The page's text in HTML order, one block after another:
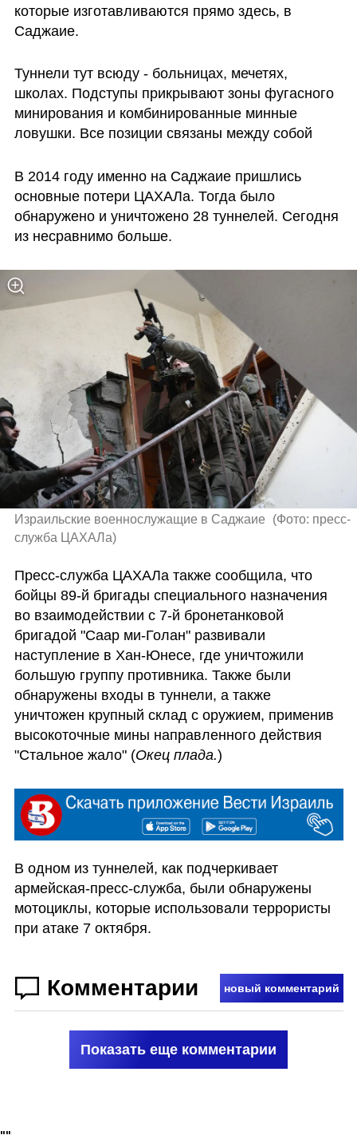
которые изготавливаются прямо здесь, в
Саджаие.
Туннели тут всюду - больницах, мечетях,
школах. Подступы прикрывают зоны фугасного
минирования и комбинированные минные
ловушки. Все позиции связаны между собой
В 2014 году именно на Саджаие пришлись
основные потери ЦАХАЛа. Тогда было
обнаружено и уничтожено 28 туннелей. Сегодня
из несравнимо больше.
Израильские военнослужащие в Саджаие (Фото: пресс-
служба ЦАХАЛа)
Пресс-служба ЦАХАЛа также сообщила, что
бойцы 89-й бригады специального назначения
во взаимодействии с 7-й бронетанковой
бригадой "Саар ми-Голан" развивали
наступление в Хан-Юнесе, где уничтожили
большую группу противника. Также были
обнаружены входы в туннели, а также
уничтожен крупный склад с оружием, применив
высокоточные мины направленного действия
"Стальное жало" (Окец плада.)
В одном из туннелей, как подчеркивает
армейская-пресс-служба, были обнаружены
мотоциклы, которые использовали террористы
при атаке 7 октября.
Комментарии новый комментарий
Показать еще комментарии